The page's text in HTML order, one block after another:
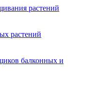
растений
растений
балконных и